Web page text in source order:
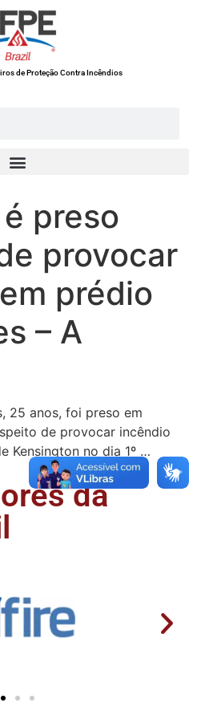
de Proteção Contra Incêndios
preso
provocar
em prédio
– A
25 anos, foi preso em
de provocar incêndio
Kensington no dia 1º …
da